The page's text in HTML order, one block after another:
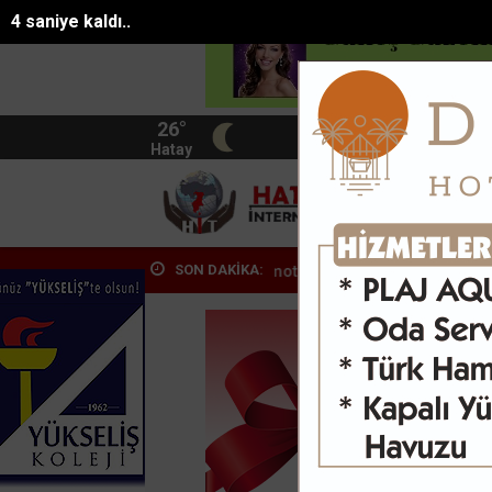
2 saniye kaldı..
26°
Hatay
BIST 13.744
SON DAKİKA:
otomobile 2 motosikle... Hava kararınca nüfusunun 100